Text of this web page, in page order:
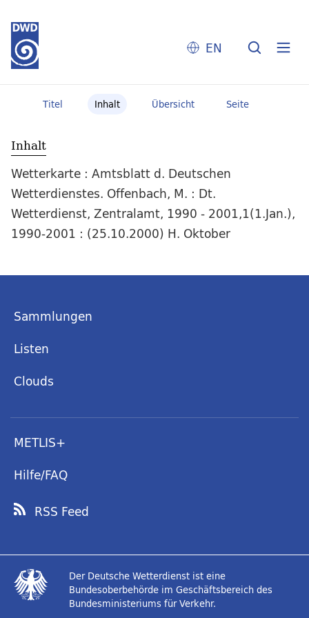
EN
Titel Inhalt Übersicht Seite
Inhalt
Wetterkarte : Amtsblatt d. Deutschen
Wetterdienstes. Offenbach, M. : Dt.
Wetterdienst, Zentralamt, 1990 - 2001,1(1.Jan.),
1990-2001 : (25.10.2000) H. Oktober
Sammlungen
Listen
Clouds
METLIS+
Hilfe/FAQ
RSS Feed
Der Deutsche Wetterdienst ist eine
Bundesoberbehörde im Geschäftsbereich des
Bundesministeriums für Verkehr.